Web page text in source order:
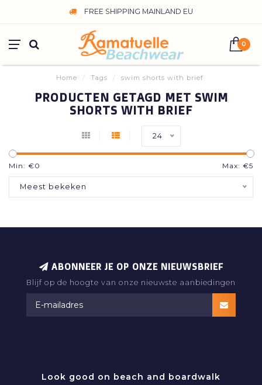
FREE SHIPPING MAINLAND EU
0
Home / Tags / swim shorts with brief
PRODUCTEN GETAGD MET SWIM
SHORTS WITH BRIEF
24
Min: €0 Max: €5
Meest bekeken
ABONNEER JE OP ONZE NIEUWSBRIEF
Blijf op de hoogte van onze nieuwste aanbiedingen
Look good on beach and boardwalk